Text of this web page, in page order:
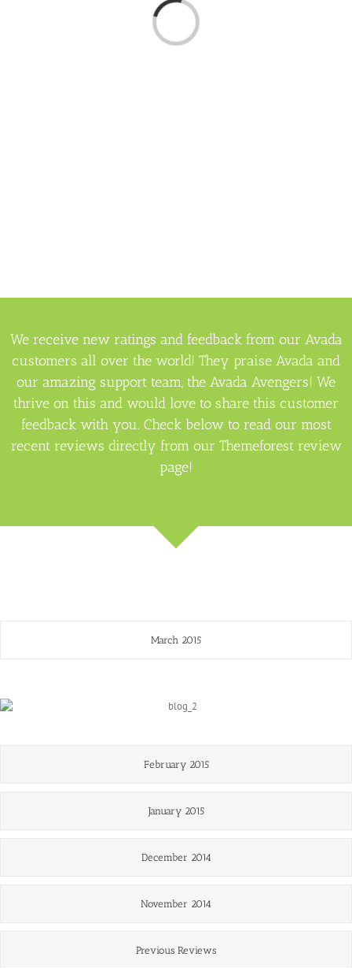
Loading...
We receive new ratings and feedback from our Avada
customers all over the world! They praise Avada and
our amazing support team, the Avada Avengers! We
thrive on this and would love to share this customer
feedback with you. Check below to read our most
recent reviews directly from our Themeforest review
page!
March 2015
February 2015
January 2015
December 2014
November 2014
Previous Reviews